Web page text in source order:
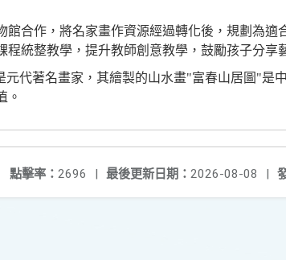
合作，將名家畫作資源經過轉化後，規劃為適
統整教學，提升教師創意教學，鼓勵孩子分享
代著名畫家，其繪製的山水畫"富春山居圖"是
。
最後更新日期： 2026-08-08 |
點擊率： 2696 |